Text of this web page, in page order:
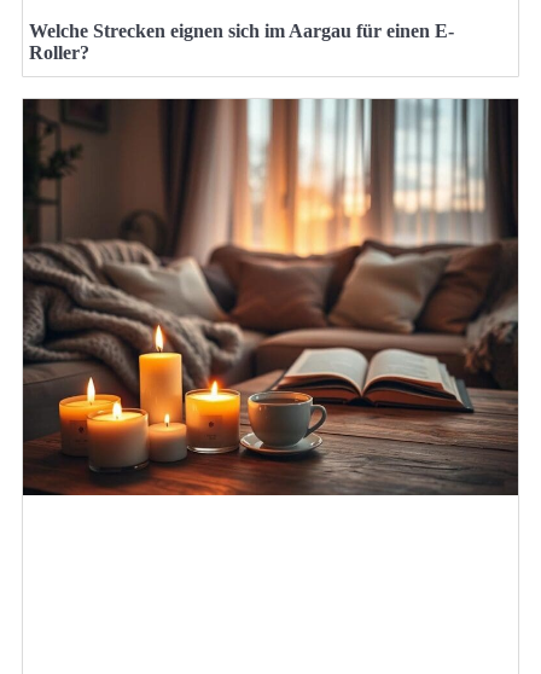
Welche Strecken eignen sich im Aargau für einen E-
Roller?